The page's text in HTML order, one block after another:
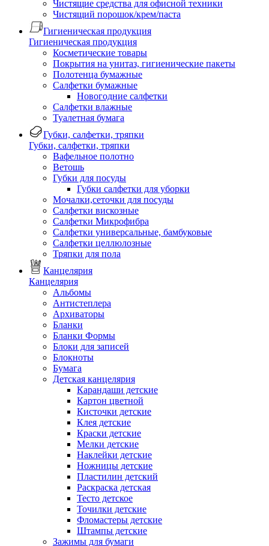
Чистящие средства для офисной техники
Чистящий порошок/крем/паста
Гигиеническая продукция
Гигиеническая продукция
Косметические товары
Покрытия на унитаз, гигиенические пакеты
Полотенца бумажные
Салфетки бумажные
Новогодние салфетки
Салфетки влажные
Туалетная бумага
Губки, салфетки, тряпки
Губки, салфетки, тряпки
Вафельное полотно
Ветошь
Губки для посуды
Губки салфетки для уборки
Мочалки,сеточки для посуды
Салфетки вискозные
Салфетки Микрофибра
Салфетки универсальные, бамбуковые
Салфетки целлюлозные
Тряпки для пола
Канцелярия
Канцелярия
Альбомы
Антистеплера
Архиваторы
Бланки
Бланки Формы
Блоки для записей
Блокноты
Бумага
Детская канцелярия
Карандаши детские
Картон цветной
Кисточки детские
Клея детские
Краски детские
Мелки детские
Наклейки детские
Ножницы детские
Пластилин детский
Раскраска детская
Тесто детское
Точилки детские
Фломастеры детские
Штампы детские
Зажимы для бумаги